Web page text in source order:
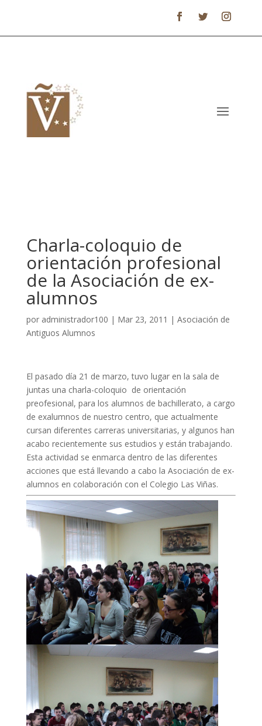
Charla-coloquio de
orientación profesional
de la Asociación de ex-
alumnos
por administrador100 | Mar 23, 2011 | Asociación de
Antiguos Alumnos
El pasado día 21 de marzo, tuvo lugar en la sala de
juntas una charla-coloquio de orientación
preofesional, para los alumnos de bachillerato, a cargo
de exalumnos de nuestro centro, que actualmente
cursan diferentes carreras universitarias, y algunos han
acabo recientemente sus estudios y están trabajando.
Esta actividad se enmarca dentro de las diferentes
acciones que está llevando a cabo la Asociación de ex-
alumnos en colaboración con el Colegio Las Viñas.